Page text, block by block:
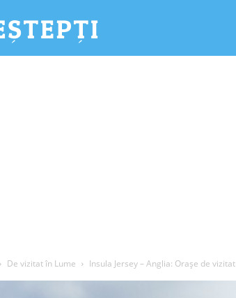
Deștepți.ro
De vizitat în Lume Insula Jersey – Anglia: Orașe de vizitat